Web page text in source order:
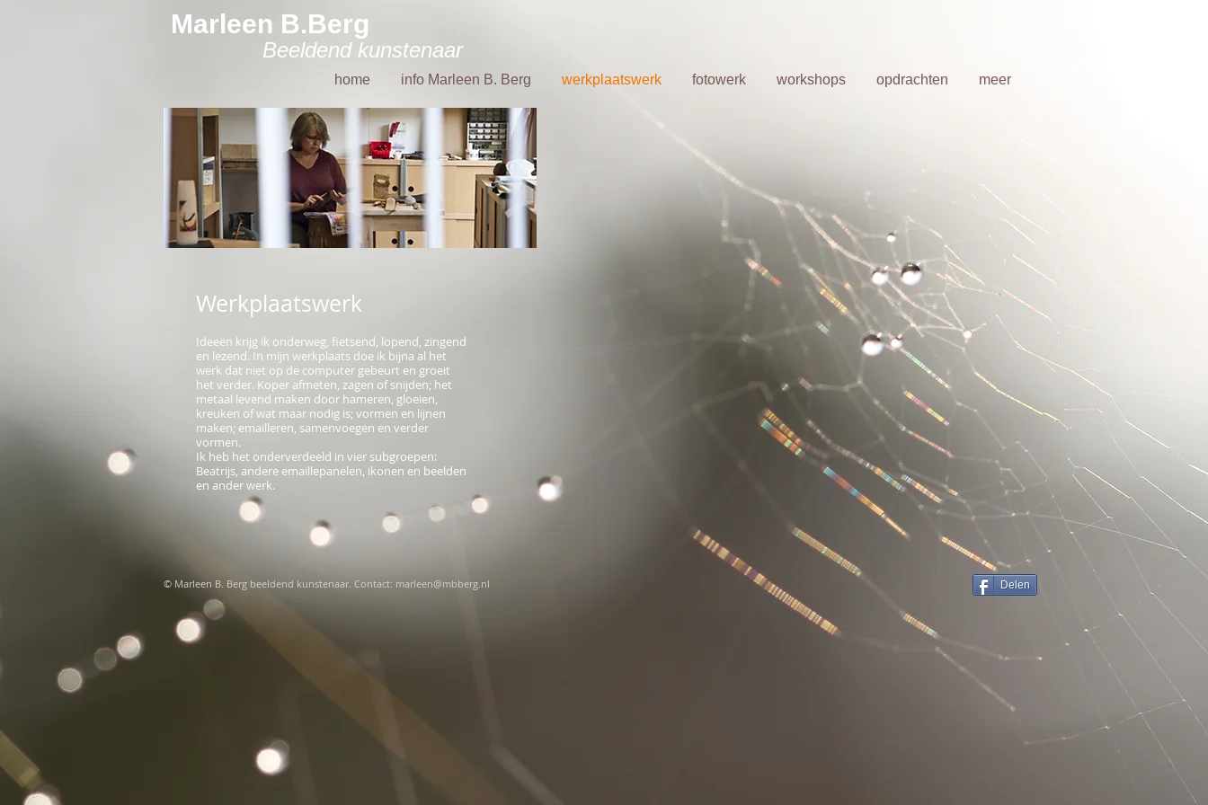
Marleen B.Berg
Beeldend kunstenaar
home info Marleen B. Berg werkplaatswerk fotowerk workshops opdrachten meer
Werkplaatswerk
Ideeën krijg ik onderweg, fietsend, lopend, zingend
en lezend. In mijn werkplaats doe ik bijna al het
werk dat niet op de computer gebeurt en groeit
het verder. Koper afmeten, zagen of snijden; het
metaal levend maken door hameren, gloeien,
kreuken of wat maar nodig is; vormen en lijnen
maken; emailleren, samenvoegen en verder
vormen.
​Ik heb het onderverdeeld in vier subgroepen:
Beatrijs, andere emaillepanelen, ikonen en beelden
en ander werk.
© Marleen B. Berg beeldend kunstenaar. Contact: marleen@mbberg.nl Delen